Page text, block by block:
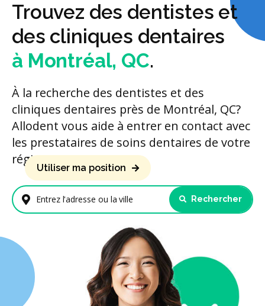
Trouvez des dentistes et
des cliniques dentaires
à Montréal, QC.
À la recherche des dentistes et des
cliniques dentaires près de Montréal, QC?
Allodent vous aide à entrer en contact avec
les prestataires de soins dentaires de votre
région.
Entrez l'adresse ou la ville
Utiliser ma position
Rechercher